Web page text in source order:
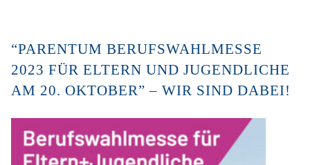
“PARENTUM BERUFSWAHLMESSE
2023 FÜR ELTERN UND JUGENDLICHE
AM 20. OKTOBER” – WIR SIND DABEI!